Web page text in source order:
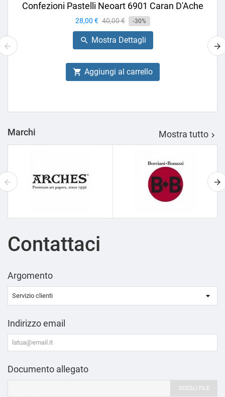
Confezioni Pastelli Neoart 6901 Caran D'Ache
Prezzo
28,00 € Prezzo
base
40,00 € -30%
 Mostra Dettagli
 Aggiungi al carrello
Marchi Mostra tutto 
Contattaci
Argomento
Indirizzo email
Documento allegato
SCEGLI FILE